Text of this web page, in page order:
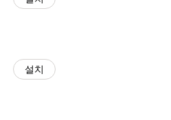
설치